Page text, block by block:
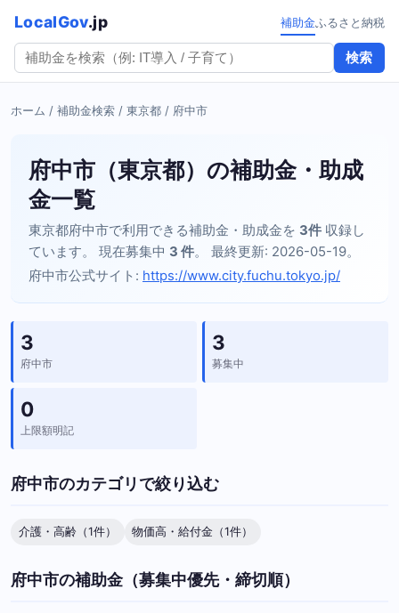
LocalGov.jp
検索
補助金ふるさと納税
ホーム / 補助金検索 / 東京都 / 府中市
府中市（東京都）の補助金・助成
金一覧
東京都府中市で利用できる補助金・助成金を 3件 収録し
ています。 現在募集中 3 件。 最終更新: 2026-05-19。
府中市公式サイト: https://www.city.fuchu.tokyo.jp/
3
府中市
3
募集中
0
上限額明記
府中市のカテゴリで絞り込む
介護・高齢（1件） 物価高・給付金（1件）
府中市の補助金（募集中優先・締切順）